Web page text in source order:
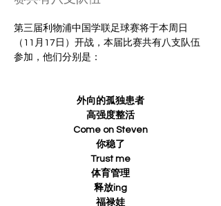
第三届利物浦中国学联足球赛将于本周日
（11月17日）开战，本届比赛共有八支队伍
参加，他们分别是：
外向的孤独患者
高强度整活
Come on Steven
你稳了
Trust me
体育管理
释放ing
福禄娃